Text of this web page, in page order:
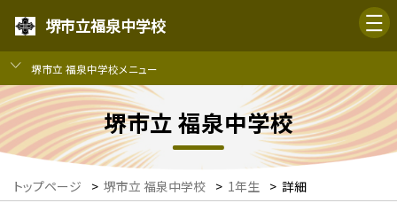
堺市立福泉中学校
堺市立 福泉中学校メニュー
堺市立 福泉中学校
トップページ > 堺市立 福泉中学校 > 1年生 > 詳細